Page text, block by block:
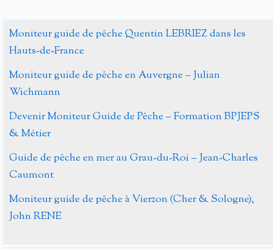
Moniteur guide de pêche Quentin LEBRIEZ dans les
Hauts-de-France
Moniteur guide de pêche en Auvergne – Julian
Wichmann
Devenir Moniteur Guide de Pêche – Formation BPJEPS
& Métier
Guide de pêche en mer au Grau-du-Roi – Jean-Charles
Caumont
Moniteur guide de pêche à Vierzon (Cher & Sologne),
John RENE